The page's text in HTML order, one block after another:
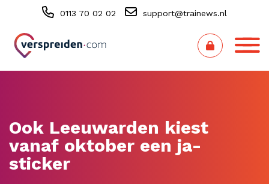
0113 70 02 02 support@trainews.nl
Ook Leeuwarden kiest
vanaf oktober een ja-
sticker